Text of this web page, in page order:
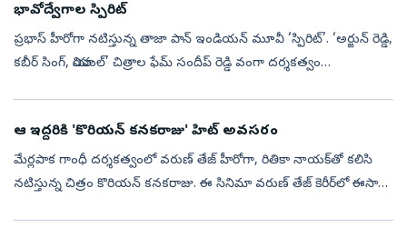
భావోద్వేగాల స్పిరిట్‌
ప్రభాస్‌ హీరోగా నటిస్తున్న తాజా పాన్‌ ఇండియన్‌ మూవీ ‘స్పిరిట్‌’. ‘అర్జున్‌ రెడ్డి,
కబీర్‌ సింగ్, యానిమల్‌’ చిత్రాల ఫేమ్‌ సందీప్‌ రెడ్డి వంగా దర్శకత్వం
ఆ ఇద్దరికి 'కొరియన్ కనకరాజు' హిట్‌ అవసరం
మేర్లపాక గాంధీ దర్శకత్వంలో వరుణ్ తేజ్ హీరోగా, రితికా నాయక్‌తో కలిసి
నటిస్తున్న చిత్రం కొరియన్ కనకరాజు. ఈ సినిమా వరుణ్ తేజ్ కెరీర్‌లో ఈసారి